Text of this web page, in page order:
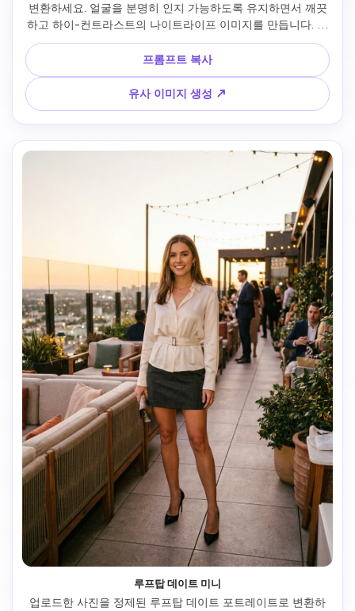
변환하세요. 얼굴을 분명히 인지 가능하도록 유지하면서 깨끗
하고 하이-컨트라스트의 나이트라이프 이미지를 만듭니다. 자
신감 있는 포즈, 조각된 실루엣, 무광/광택 질감 대조, 핏된 블
랙 상의, 미니멀 악세사리, 드라마틱하면서도 얼굴에 잘 어울
리는 조명. 현대식 어두운 배경, 은은한 엣지 하이라이트, 도시
느낌. 결과물은 대담하고, 미니멀하며, 고급스러워 트렌드 무
드보드와 리스에 딱 맞습니다.
프롬프트 복사
유사 이미지 생성 ↗
루프탑 데이트 미니
업로드한 사진을 정제된 루프탑 데이트 포트레이트로 변환하